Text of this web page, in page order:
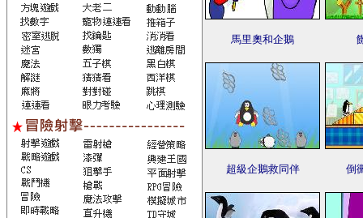
馬里奧和企鵝
超級企鵝救同伴 倒